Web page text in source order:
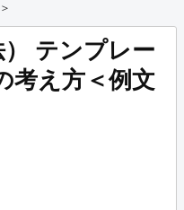
テンプレー
考え方＜例文